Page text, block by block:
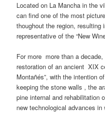
Located on La Mancha in the
can find one of the most
thoughout the region, resulting
representative of the “New
For more more than a
restoration of an ancient XIX
Montañés”, with the intention
keeping the stone walls , the
pine internal and rehabilitation
new technological advances in